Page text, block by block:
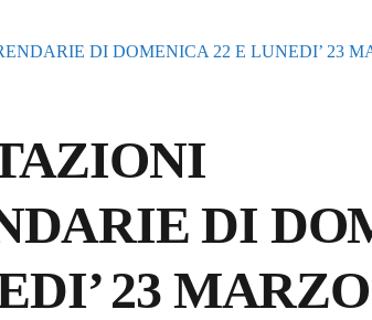
DI DOMENICA 22 E LUNEDI’ 23
DI
23 MARZO